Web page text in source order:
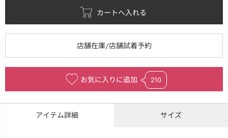
お気に入りに追加 210
アイテム詳細 サイズ